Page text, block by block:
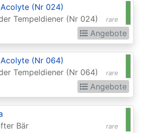
rare
(Nr 024)
Tempeldiener (Nr 024)
Angebote
rare
(Nr 064)
Tempeldiener (Nr 064)
Angebote
rare
Bär